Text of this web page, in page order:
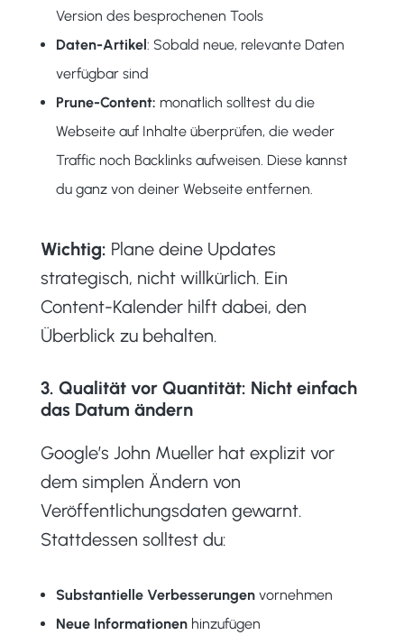
Version des besprochenen Tools
Daten-Artikel : Sobald neue, relevante Daten
verfügbar sind
Prune-Content: monatlich solltest du die
Webseite auf Inhalte überprüfen, die weder
Traffic noch Backlinks aufweisen. Diese kannst
du ganz von deiner Webseite entfernen.
Wichtig: Plane deine Updates
strategisch, nicht willkürlich. Ein
Content-Kalender hilft dabei, den
Überblick zu behalten.
3. Qualität vor Quantität: Nicht einfach
das Datum ändern
Google’s John Mueller hat explizit vor
dem simplen Ändern von
Veröffentlichungsdaten gewarnt.
Stattdessen solltest du:
Substantielle Verbesserungenvornehmen
Neue Informationenhinzufügen